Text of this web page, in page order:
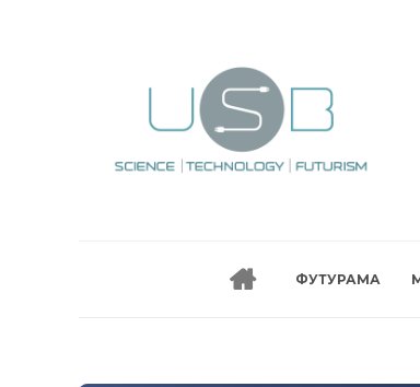
ФУТУРАМА